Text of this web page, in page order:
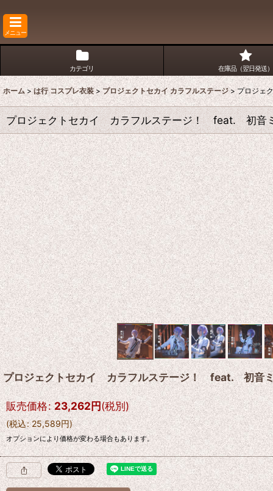
メニュー
カテゴリ 在庫品（翌日発送）
ホーム > は行 コスプレ衣装 > プロジェクトセカイ カラフルステージ > プロジェ
プロジェクトセカイ カラフルステージ！ feat.
プロジェクトセカイ カラフルステージ！ feat.
販売価格: 23,262円(税別)
(税込: 25,589円)
オプションにより価格が変わる場合もあります。